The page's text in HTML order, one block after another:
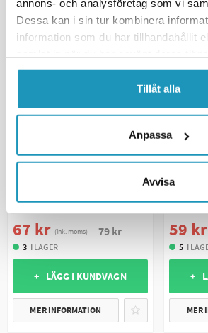
annons- och analysföretag som vi
Dessa kan i sin tur kombinera
information som du har tillhandahållit
Tillåt alla
Anpassa
Avvisa
SOMMARREA
o48
67 kr (ink. moms) 79 kr
3 I LAGER
+ LÄGG I KUNDVAGN
MER INFORMATION
Handtag
pack)
59 kr
5 I
+
MER